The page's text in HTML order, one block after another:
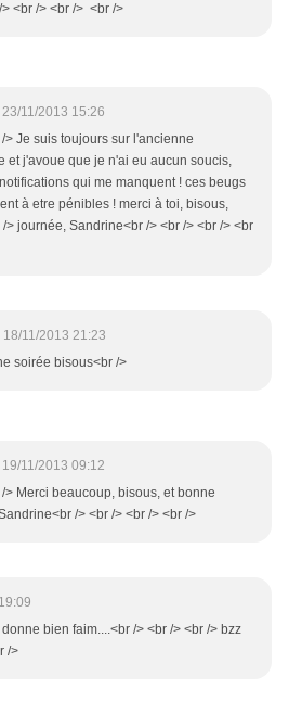
<br /> <br /> <br />
23/11/2013 15:26
> Je suis toujours sur l'ancienne
et j'avoue que je n'ai eu aucun soucis,
qui me manquent ! ces beugs
à etre pénibles ! merci à toi, bisous,
> journée, Sandrine<br /> <br /> <br /> <br
18/11/2013 21:23
soirée bisous<br />
19/11/2013 09:12
> Merci beaucoup, bisous, et bonne
/> <br /> <br /> <br />
bien faim....<br /> <br /> <br /> bzz
/>